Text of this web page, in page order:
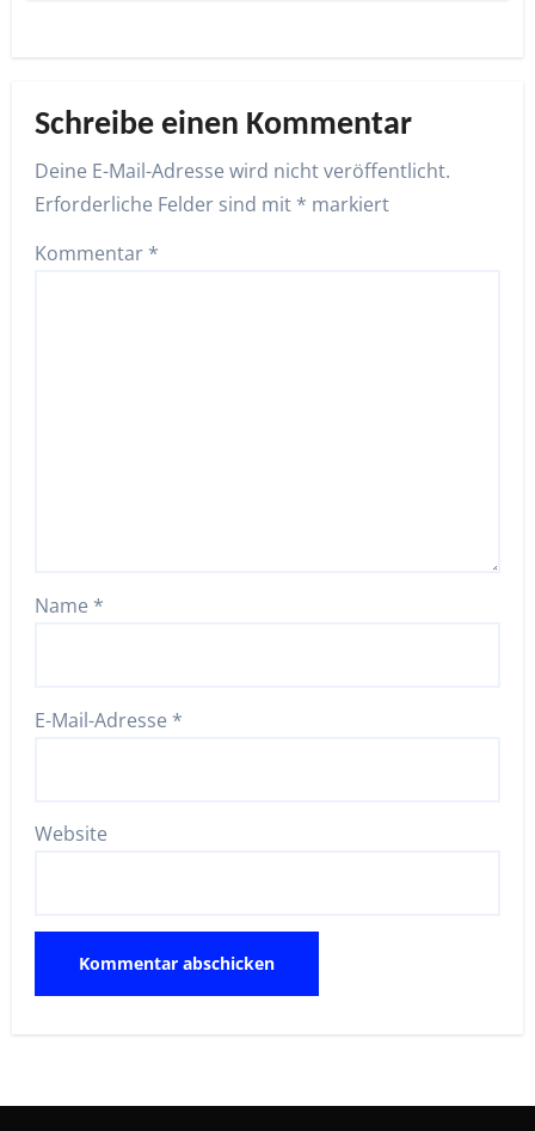
Schreibe einen Kommentar
Deine E-Mail-Adresse wird nicht veröffentlicht.
Erforderliche Felder sind mit * markiert
Kommentar *
Name *
E-Mail-Adresse *
Website